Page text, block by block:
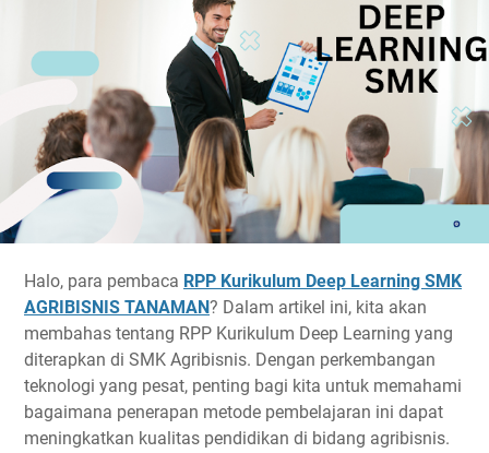
Halo, para pembaca RPP Kurikulum Deep Learning SMK
AGRIBISNIS TANAMAN? Dalam artikel ini, kita akan
membahas tentang RPP Kurikulum Deep Learning yang
diterapkan di SMK Agribisnis. Dengan perkembangan
teknologi yang pesat, penting bagi kita untuk memahami
bagaimana penerapan metode pembelajaran ini dapat
meningkatkan kualitas pendidikan di bidang agribisnis.